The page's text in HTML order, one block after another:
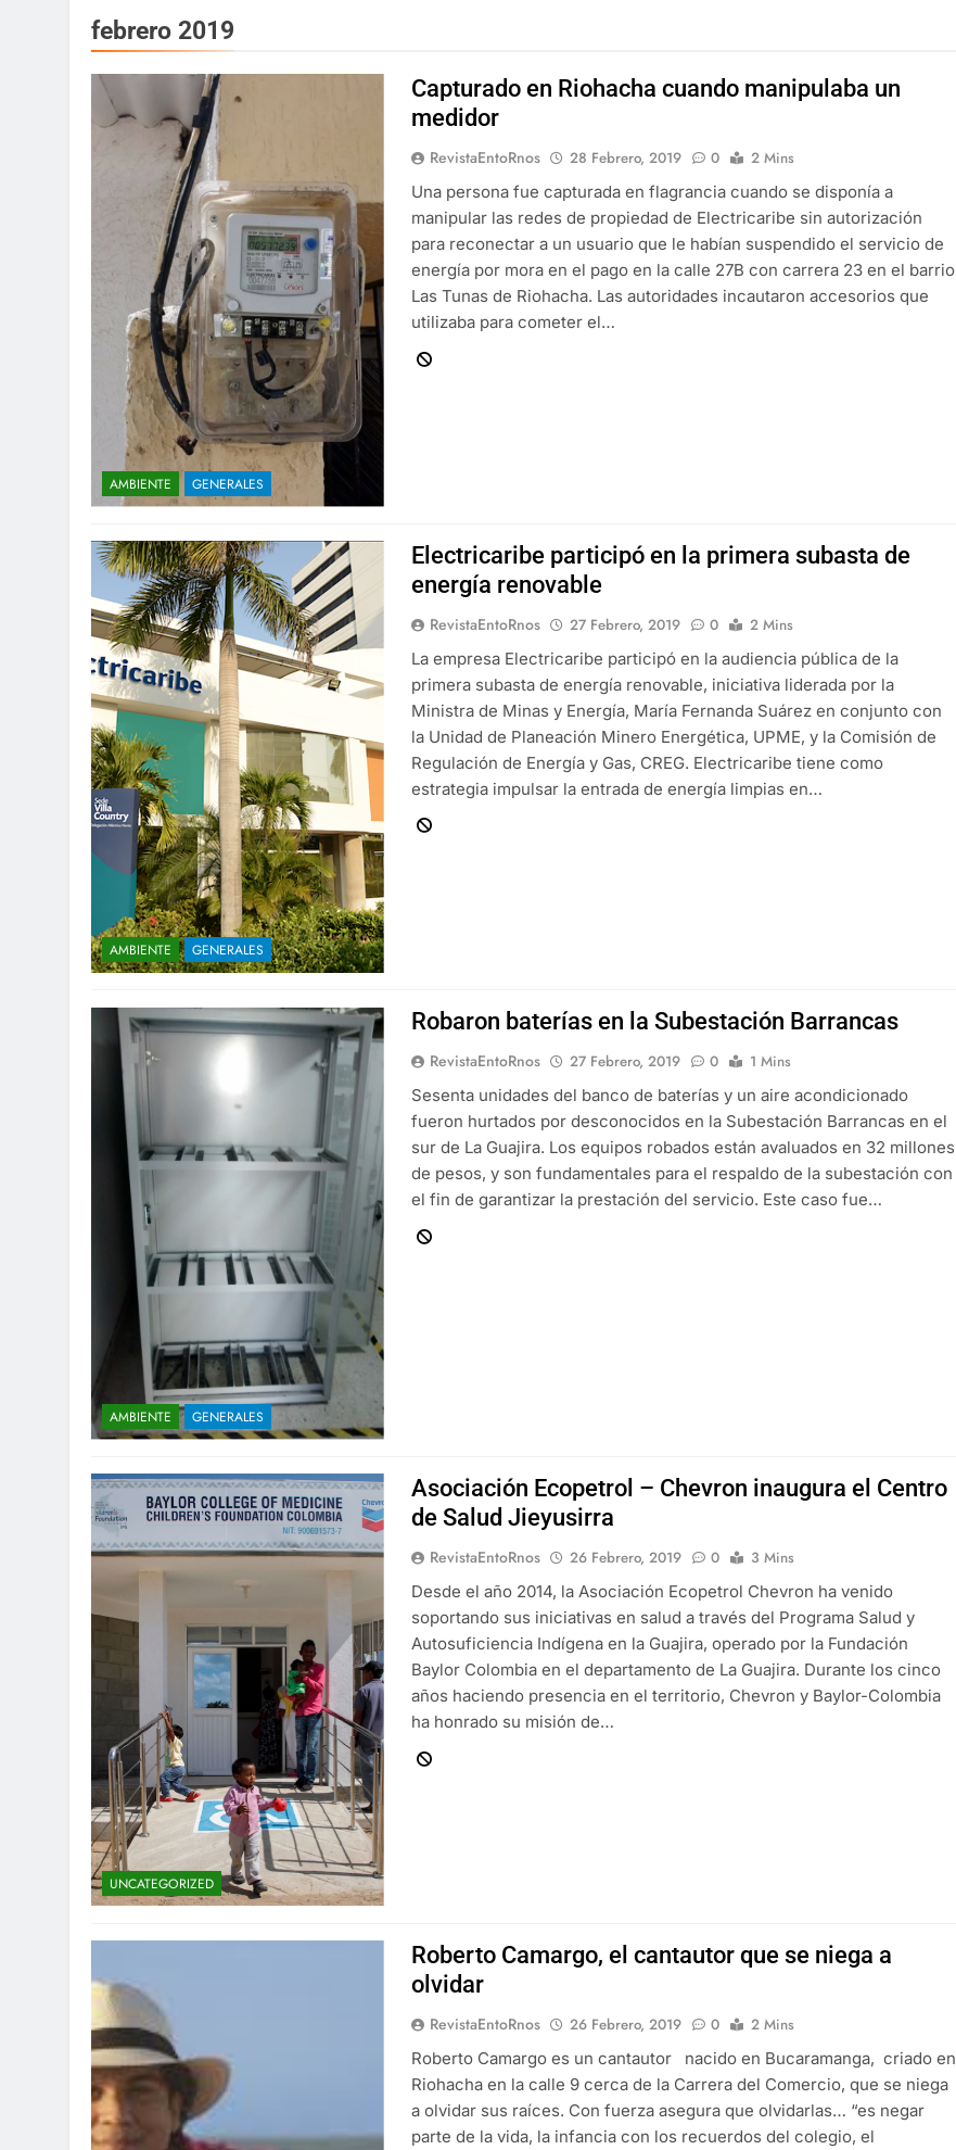
febrero 2019
AMBIENTE GENERALES
Capturado en Riohacha cuando manipulaba un
medidor
RevistaEntoRnos 28 Febrero, 2019 0
2 Mins
Una persona fue capturada en flagrancia cuando se disponía a
manipular las redes de propiedad de Electricaribe sin autorización
para reconectar a un usuario que le habían suspendido el servicio de
energía por mora en el pago en la calle 27B con carrera 23 en el barrio
Las Tunas de Riohacha. Las autoridades incautaron accesorios que
utilizaba para cometer el…
AMBIENTE GENERALES
Electricaribe participó en la primera subasta de
energía renovable
RevistaEntoRnos 27 Febrero, 2019 0
2 Mins
La empresa Electricaribe participó en la audiencia pública de la
primera subasta de energía renovable, iniciativa liderada por la
Ministra de Minas y Energía, María Fernanda Suárez en conjunto con
la Unidad de Planeación Minero Energética, UPME, y la Comisión de
Regulación de Energía y Gas, CREG. Electricaribe tiene como
estrategia impulsar la entrada de energía limpias en…
AMBIENTE GENERALES
Robaron baterías en la Subestación Barrancas
RevistaEntoRnos 27 Febrero, 2019 0
1 Mins
Sesenta unidades del banco de baterías y un aire acondicionado
fueron hurtados por desconocidos en la Subestación Barrancas en el
sur de La Guajira. Los equipos robados están avaluados en 32 millones
de pesos, y son fundamentales para el respaldo de la subestación con
el fin de garantizar la prestación del servicio. Este caso fue…
UNCATEGORIZED
Asociación Ecopetrol – Chevron inaugura el Centro
de Salud Jieyusirra
RevistaEntoRnos 26 Febrero, 2019 0
3 Mins
Desde el año 2014, la Asociación Ecopetrol Chevron ha venido
soportando sus iniciativas en salud a través del Programa Salud y
Autosuficiencia Indígena en la Guajira, operado por la Fundación
Baylor Colombia en el departamento de La Guajira. Durante los cinco
años haciendo presencia en el territorio, Chevron y Baylor-Colombia
ha honrado su misión de…
Roberto Camargo, el cantautor que se niega a
olvidar
RevistaEntoRnos 26 Febrero, 2019 0
2 Mins
Roberto Camargo es un cantautor nacido en Bucaramanga, criado en
Riohacha en la calle 9 cerca de la Carrera del Comercio, que se niega
a olvidar sus raíces. Con fuerza asegura que olvidarlas… “es negar
parte de la vida, la infancia con los recuerdos del colegio, el